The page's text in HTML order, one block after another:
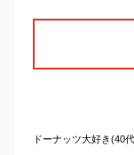
ドーナッツ大好き(40